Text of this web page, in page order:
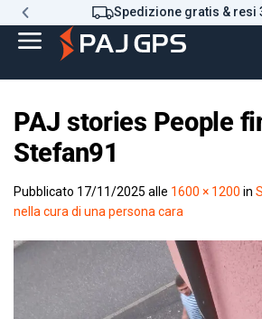
Spedizione gratis & resi
PAJ stories People
Stefan91
Pubblicato 17/11/2025 alle 1600 × 1200 in
nella cura di una persona cara